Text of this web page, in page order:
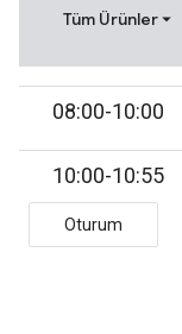
Tüm Ürünler
08:00-10:00
10:00-10:55
Oturum